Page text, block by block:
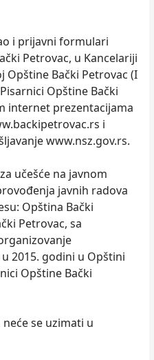
i prijavni formulari
Petrovac, u Kancelariji
Opštine Bački Petrovac (I
Opštine Bački
internet prezentacijama
i
www.nsz.gov.rs.
učešće na javnom
javnih radova
Opština Bački
Petrovac, sa
2015. godini u Opštini
Opštine Bački
se uzimati u